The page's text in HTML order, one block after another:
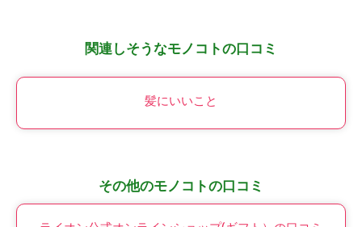
関連しそうなモノコトの口コミ
髪にいいこと
その他のモノコトの口コミ